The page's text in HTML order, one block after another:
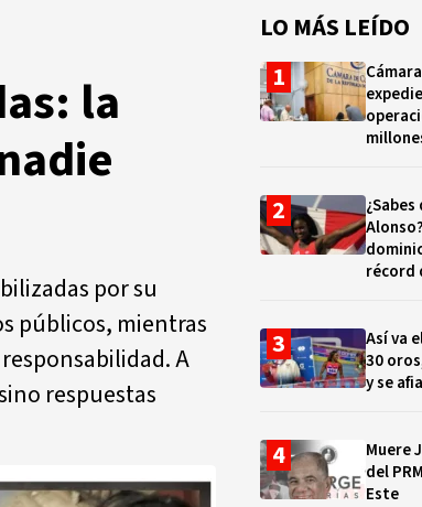
la
por su
públicos, mientras
A
respuestas
LO MÁS LEÍDO
récord
Así va
30
y se
Muere
del
Este